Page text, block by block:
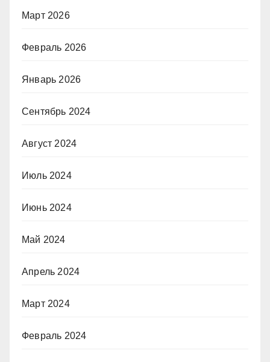
Март 2026
Февраль 2026
Январь 2026
Сентябрь 2024
Август 2024
Июль 2024
Июнь 2024
Май 2024
Апрель 2024
Март 2024
Февраль 2024